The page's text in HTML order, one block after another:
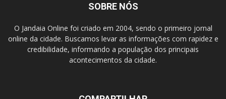
SOBRE NÓS
O Jandaia Online foi criado em 2004, sendo o primeiro jornal
online da cidade. Buscamos levar as informações com rapidez e
credibilidade, informando a população dos principais
acontecimentos da cidade.